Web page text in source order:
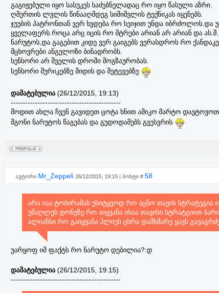
გაგიჟებული იყო სასუკეს საძებნელადაც რო იყო წასული აზრი.
ღმერთის ლვლის წინააღმდეგ სიშიშვლის ტექნიკას იყენებს.
ჯუუბის პატრონთან ვერ ხვდება რო სეიჯით უნდა იბრძოლოს.და
ყველაფერს როცა არც იცის რო მტრები არიან არ არიან და ას.შ.
ნარუტოს,და გაგებით კიდე ვერ გაიგებს ვერასდროს რო
მცხოვრები ანგელოზი ბინადრობს.
სენსორი არ შველის დროში მოგზაურობას.
სენსორი შურიკებზე მიდის და შეტევებზე
დამატებულია (26/12/2015, 19:13)
---------------------------------------------
მოდით ახლა ჩვენ გავიდეთ ცოტა ხნით ამიკო მარტო
მგონი ნარუტოს წაგებას და გუდოდამებს გვესვრის
ავტორი Mr_Zeppeli 26/12/2015, 19:15 | პოსტი # 58
არა იაა ტობირამას უსიტყვოდ რო აცნო თავის სტრატეგია
უმაღლეს დონეზე რო აიყვანა ისაა თავისი სტრატგიით
ალიანსი რო გაიყვანა პლიუს ცხრა დამხმარე ყავს
უარყოფ იმ ფაქტს რო ნარუტო დებილია?:დ
დამატებულია (26/12/2015, 19:15)
---------------------------------------------